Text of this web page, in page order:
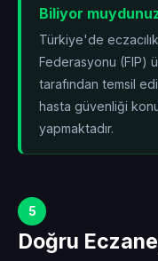
Biliyor
Türkiye'de
Federasyonu (FIP)
tarafından temsil
hasta güvenliği
yapmaktadır.
5
Doğru